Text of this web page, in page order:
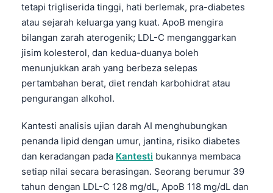
tetapi trigliserida tinggi, hati berlemak, pra-diabetes
atau sejarah keluarga yang kuat. ApoB mengira
bilangan zarah aterogenik; LDL-C menganggarkan
jisim kolesterol, dan kedua-duanya boleh
menunjukkan arah yang berbeza selepas
pertambahan berat, diet rendah karbohidrat atau
pengurangan alkohol.
Kantesti analisis ujian darah AI menghubungkan
penanda lipid dengan umur, jantina, risiko diabetes
dan keradangan pada Kantesti bukannya membaca
setiap nilai secara berasingan. Seorang berumur 39
tahun dengan LDL-C 128 mg/dL, ApoB 118 mg/dL dan